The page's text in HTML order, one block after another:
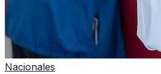
Nacionales